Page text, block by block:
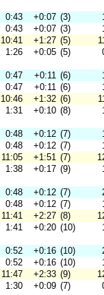
0:43 +0:07 (3)
0:43 +0:07 (3)
10:41
+1:27 (5)
1:26
+0:05 (5)
0:47 +0:11 (6)
0:47 +0:11 (6)
10:46
+1:32 (6)
1:31
+0:10 (8)
0:48 +0:12 (7)
0:48 +0:12 (7)
11:05
+1:51 (7)
1:38
+0:17 (9)
0:48 +0:12 (7)
0:48 +0:12 (7)
11:41
+2:27 (8)
1:41
+0:20 (10)
0:52 +0:16 (10)
0:52 +0:16 (10)
11:47
+2:33 (9)
1:30
+0:09 (7)